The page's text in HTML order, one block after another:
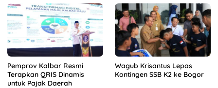
Pemprov Kalbar Resmi
Terapkan QRIS Dinamis
untuk Pajak Daerah
Wagub Krisantus Lepas
Kontingen SSB K2 ke Bogor